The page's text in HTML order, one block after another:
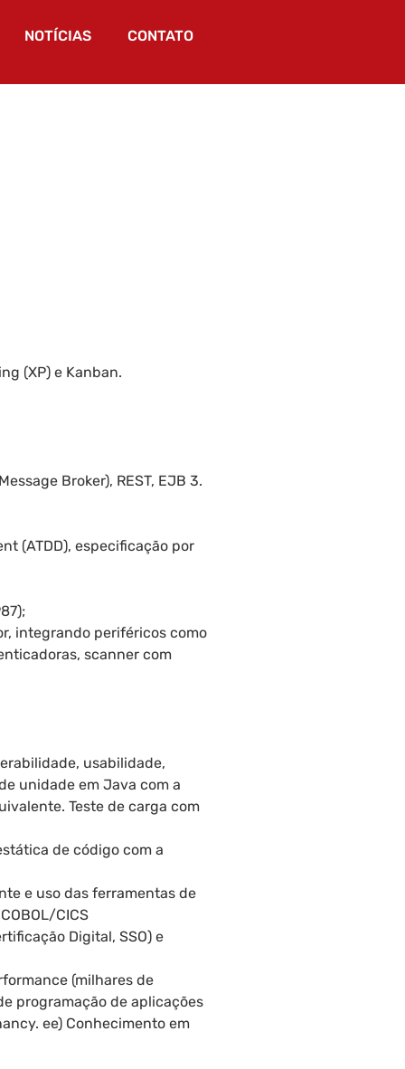
NOTÍCIAS CONTATO
(XP) e Kanban.
Broker), REST, EJB 3.
(ATDD), especificação por
integrando periféricos como
scanner com
usabilidade,
unidade em Java com a
Teste de carga com
de código com a
e uso das ferramentas de
CICS
Digital, SSO) e
(milhares de
programação de aplicações
ee) Conhecimento em